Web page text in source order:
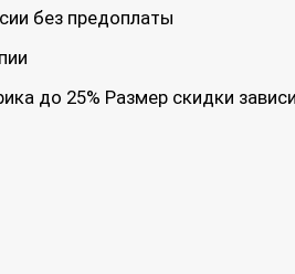
без предоплаты
до 25% Размер скидки